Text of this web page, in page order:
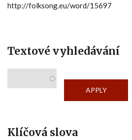
http://folksong.eu/word/15697
Textové vyhledávání
Klíčová slova